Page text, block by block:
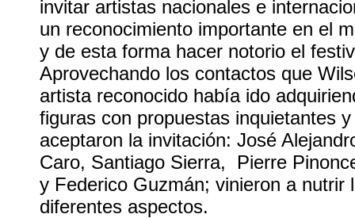
invitar artistas nacionales e
un reconocimiento importante en el
y de esta forma hacer notorio el
Aprovechando los contactos que
artista reconocido había ido
figuras con propuestas inquietantes
aceptaron la invitación: José
Caro, Santiago Sierra, Pierre
y Federico Guzmán; vinieron a nutrir
diferentes aspectos.